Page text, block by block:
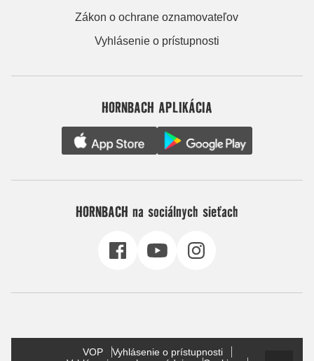
Zákon o ochrane oznamovateľov
Vyhlásenie o prístupnosti
HORNBACH APLIKÁCIA
HORNBACH na sociálnych sieťach
VOP
Vyhlásenie o prístupnosti